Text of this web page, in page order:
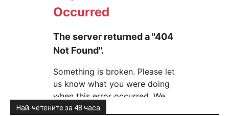
Най-четените за 48 часа